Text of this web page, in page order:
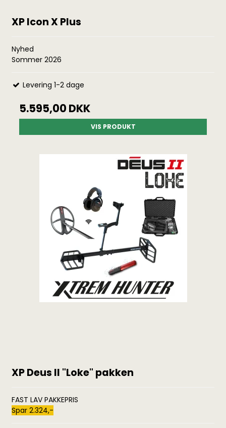
XP Icon X Plus
Nyhed
Sommer 2026
Levering 1-2 dage
5.595,00 DKK
VIS PRODUKT
XP Deus II "Loke" pakken
FAST LAV PAKKEPRIS
Spar 2.324,-